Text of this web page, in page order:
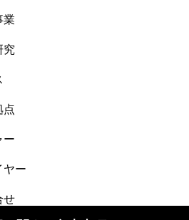
業
究
点
ー
ヤー
せ